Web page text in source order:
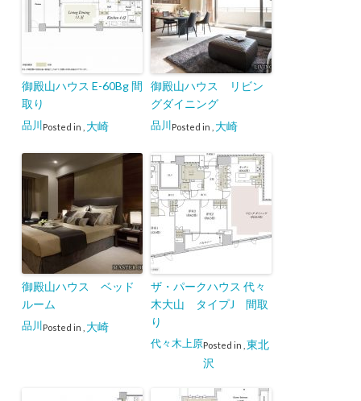
御殿山ハウス E-60Bg 間
取り
Posted in
品川 大崎
御殿山ハウス リビン
グダイニング
Posted in
品川 大崎
御殿山ハウス ベッド
ルーム
Posted in
品川 大崎
ザ・パークハウス 代々
木大山 タイプJ 間取
り
Posted in
代々木上原
東北
沢